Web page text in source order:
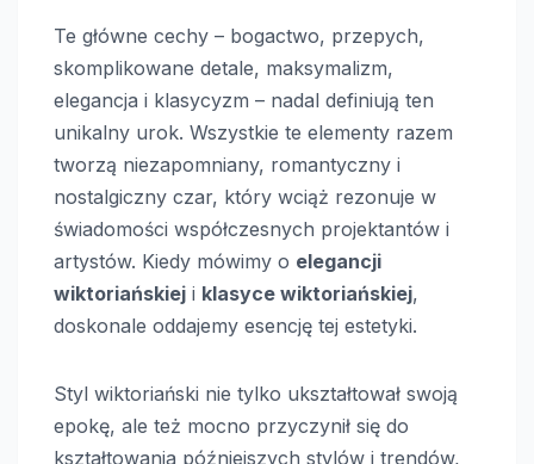
Te główne cechy – bogactwo, przepych,
skomplikowane detale, maksymalizm,
elegancja i klasycyzm – nadal definiują ten
unikalny urok. Wszystkie te elementy razem
tworzą niezapomniany, romantyczny i
nostalgiczny czar, który wciąż rezonuje w
świadomości współczesnych projektantów i
artystów. Kiedy mówimy o elegancji
wiktoriańskiej i klasyce wiktoriańskiej,
doskonale oddajemy esencję tej estetyki.
Styl wiktoriański nie tylko ukształtował swoją
epokę, ale też mocno przyczynił się do
kształtowania późniejszych stylów i trendów,